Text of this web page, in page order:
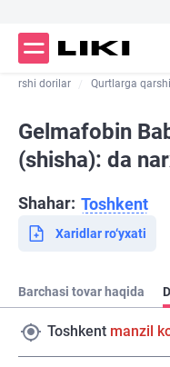
qarshi dorilar Qurtlarga
Gelmafobin
(shisha): da
Shahar: Toshkent
Xaridlar ro‘yxati
Barchasi tovar haqida
Toshkent manzil